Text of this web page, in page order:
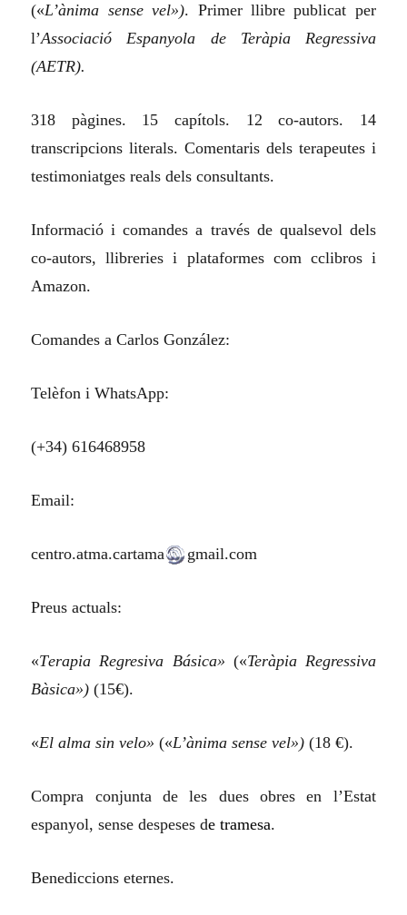
(«L’ànima sense vel»). Primer llibre publicat per
l’Associació Espanyola de Teràpia Regressiva
(AETR).
318 pàgines. 15 capítols. 12 co-autors. 14
transcripcions literals. Comentaris dels terapeutes i
testimoniatges reals dels consultants.
Informació i comandes a través de qualsevol dels
co-autors, llibreries i plataformes com cclibros i
Amazon.
Comandes a Carlos González:
Telèfon i WhatsApp:
(+34) 616468958
Email:
centro.atma.cartama gmail.com
Preus actuals:
«Terapia Regresiva Básica» («Teràpia Regressiva
Bàsica») (15€).
«El alma sin velo»(«L’ànima sense vel») (18 €).
Compra conjunta de les dues obres en l’Estat
espanyol, sense despeses de tramesa.
Benediccions eternes.